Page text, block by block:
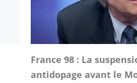
France 98 : La
antidopage avant le